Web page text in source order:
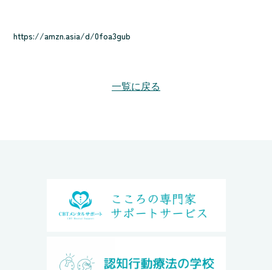
https://amzn.asia/d/0foa3gub
一覧に戻る